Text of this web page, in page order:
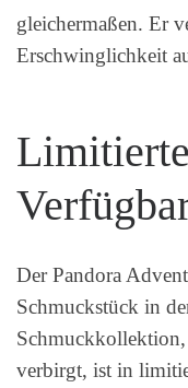
gleichermaßen. Er
Erschwinglichkeit
Der Pandora
Schmuckstück in
verbirgt, ist in